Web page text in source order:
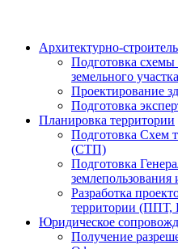
Архитектурно-
Подготовка
земельного участка
Проектирование
Подготовка
Планировка территории
Подготовка Схем
(СТП)
Подготовка
Разработка
территории
Юридическое
Получение